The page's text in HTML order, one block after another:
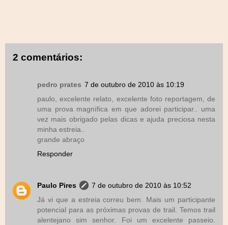
2 comentários:
pedro prates 7 de outubro de 2010 às 10:19
paulo, excelente relato, excelente foto reportagem, de
uma prova magnífica em que adorei participar.. uma
vez mais obrigado pelas dicas e ajuda preciosa nesta
minha estreia..
grande abraço
Responder
Paulo Pires
7 de outubro de 2010 às 10:52
Já vi que a estreia correu bem. Mais um participante
potencial para as próximas provas de trail. Temos trail
alentejano sim senhor. Foi um excelente passeio.